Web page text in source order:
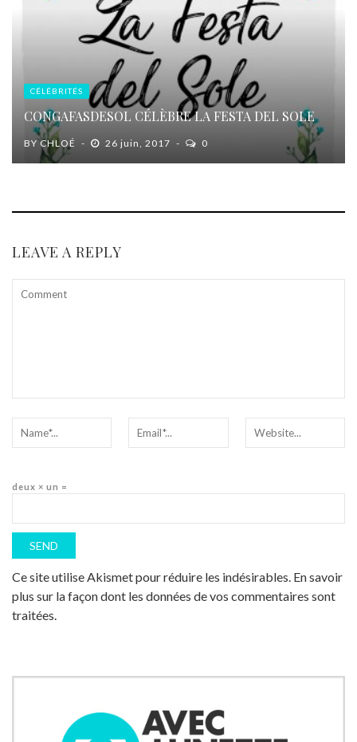
CÉLÉBRITÉS
CONGAFASDESOL CÉLÈBRE LA FESTA DEL SOLE
BYCHLOÉ 26 juin, 2017 0
LEAVE A REPLY
deux × un =
Ce site utilise Akismet pour réduire les indésirables. En savoir
plus sur la façon dont les données de vos commentaires sont
traitées.